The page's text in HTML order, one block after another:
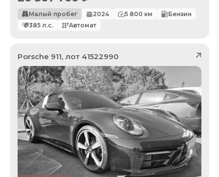
Малый пробег 2024 5 800 км
Бензин
385 л.с. Автомат
Porsche 911, лот 41522990